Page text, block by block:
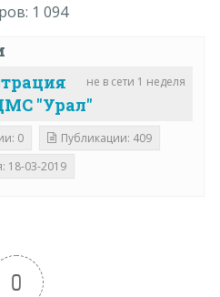
1 094
не в сети 1 неделя
"Урал"
0
Публикации: 409
18-03-2019
0